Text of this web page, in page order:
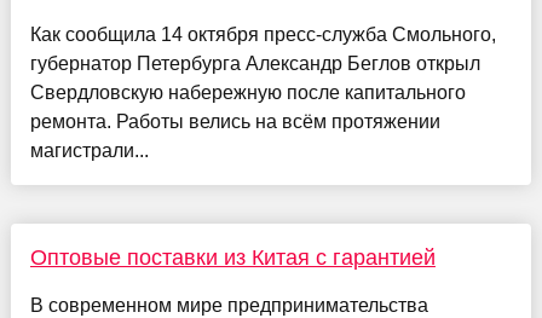
Как сообщила 14 октября пресс-служба Смольного,
губернатор Петербурга Александр Беглов открыл
Свердловскую набережную после капитального
ремонта. Работы велись на всём протяжении
магистрали...
Оптовые поставки из Китая с гарантией
В современном мире предпринимательства